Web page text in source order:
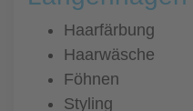
Haarfärbung
Haarwäsche
Föhnen
Styling